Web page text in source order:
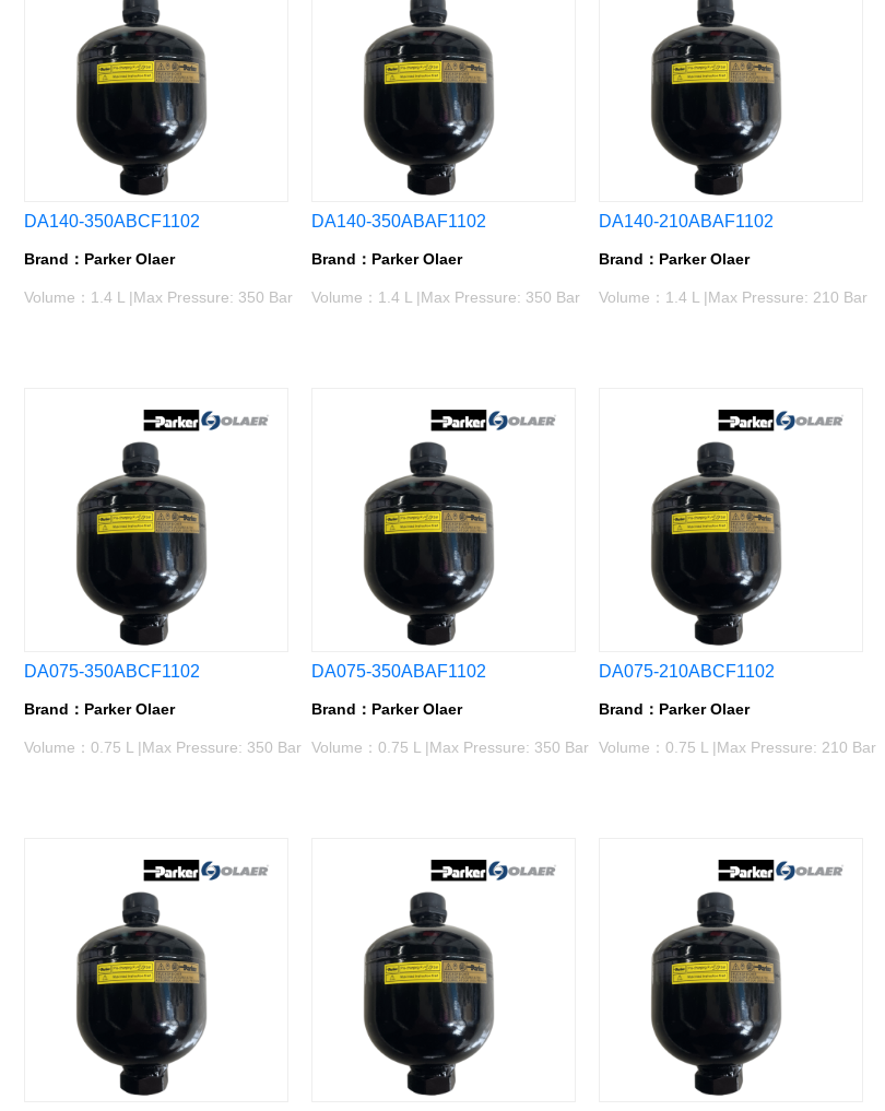
DA140-350ABCF1102
Brand：Parker Olaer
Volume：1.4 L |Max Pressure: 350 Bar
DA140-350ABAF1102
Brand：Parker Olaer
Volume：1.4 L |Max Pressure: 350 Bar
DA140-210ABAF1102
Brand：Parker Olaer
Volume：1.4 L |Max Pressure: 210 Bar
DA075-350ABCF1102
Brand：Parker Olaer
Volume：0.75 L |Max Pressure: 350 Bar
DA075-350ABAF1102
Brand：Parker Olaer
Volume：0.75 L |Max Pressure: 350 Bar
DA075-210ABCF1102
Brand：Parker Olaer
Volume：0.75 L |Max Pressure: 210 Bar